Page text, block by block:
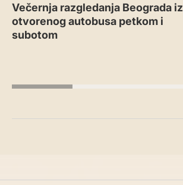
Večernja razgledanja Beograda iz
otvorenog autobusa petkom i
subotom